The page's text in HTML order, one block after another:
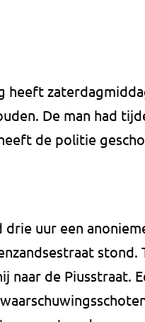
heeft
De man had
de politie
uur een
naar de Piusstraat.